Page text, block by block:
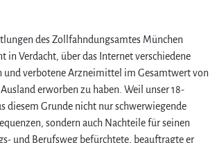
des Zollfahndungsamtes München
in Verdacht, über das Internet verschiedene
und verbotene Arzneimittel im Gesamtwert von
erworben zu haben. Weil unser 18-
diesem Grunde nicht nur schwerwiegende
sondern auch Nachteile für seinen
und Berufsweg befürchtete, beauftragte er